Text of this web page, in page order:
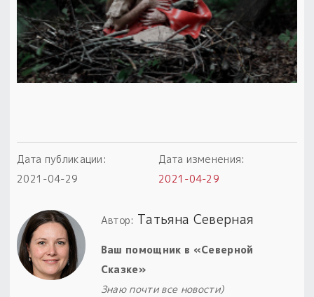
Пыльный сундучок
большое обновление
Товары со скидкой
Безоплатная доставка
на заказ от 4 тыс. руб. со скидкой
Оберег в подарок
к заказу от 3 тыс. руб.
Дата публикации:
2021-04-29
Дата изменения:
2021-04-29
Автор: Татьяна Северная
Ваш помощник в «Северной
Сказке»
Знаю почти все новости)